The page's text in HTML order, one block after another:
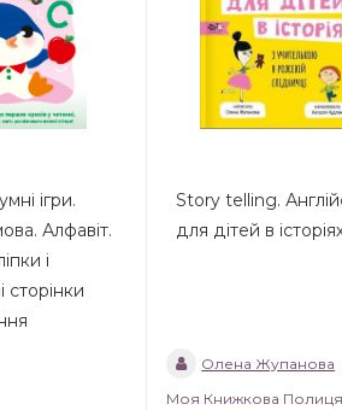
ігри.
Алфавіт.
і
сторінки
Story telling.
для дітей в
Олена Жупанова
Моя Книжкова Полиця